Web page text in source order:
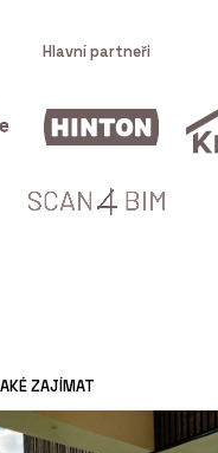
Hlavní partneři
ZAJÍMAT